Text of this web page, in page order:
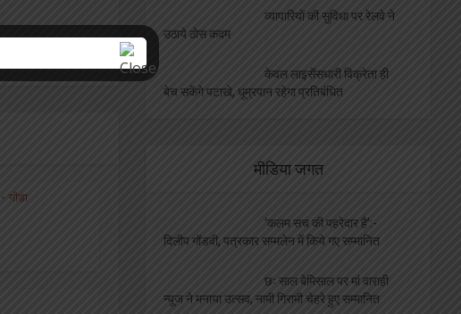
• गोंडा
व्यापारियों की सुविधा पर रेलवे ने
उठाये ठोस कदम
केवल लाइसेंसधारी विक्रेता ही
बेच सकेंगे पटाखे, धूम्रपान रहेगा प्रतिबंधित
मीडिया जगत
‘कलम सच की पहरेदार है’:-
दिलीप गोंडवी, पत्रकार सम्मलेन में किये गए सम्मानित
छः साल बेमिसाल पर मां वाराही
न्यूज ने मनाया उत्सव, नामी गिरामी चेहरे हुए सम्मानित